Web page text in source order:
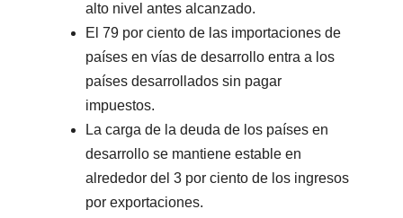
alto nivel antes alcanzado.
El 79 por ciento de las importaciones de
países en vías de desarrollo entra a los
países desarrollados sin pagar
impuestos.
La carga de la deuda de los países en
desarrollo se mantiene estable en
alrededor del 3 por ciento de los ingresos
por exportaciones.